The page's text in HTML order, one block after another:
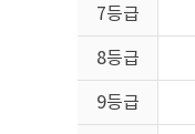
7등급
8등급
9등급